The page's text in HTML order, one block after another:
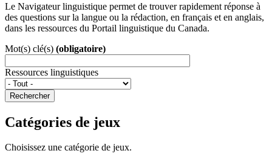
Le Navigateur linguistique permet de trouver rapidement réponse à
des questions sur la langue ou la rédaction, en français et en anglais,
dans les ressources du Portail linguistique du Canada.
Mot(s) clé(s) (obligatoire)
Ressources linguistiques
Rechercher
Catégories de jeux
Choisissez une catégorie de jeux.